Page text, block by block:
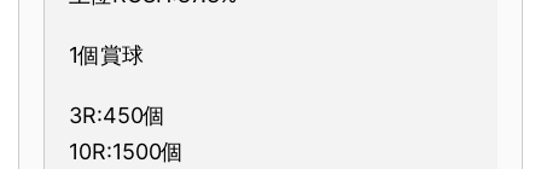
1個賞球
3R:450個
10R:1500個